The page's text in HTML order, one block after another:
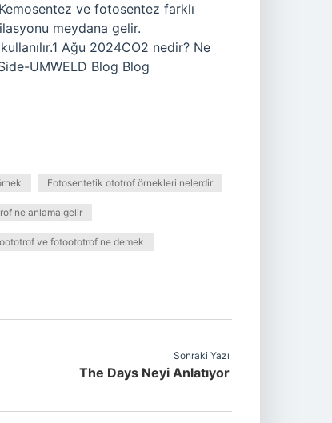
ve fotosentez farklı
meydana gelir.
Ağu 2024CO2 nedir? Ne
UMWELD Blog Blog
Fotosentetik ototrof örnekleri nelerdir
ne anlama gelir
ve fotoototrof ne demek
Sonraki Yazı
The Days Neyi Anlatıyor